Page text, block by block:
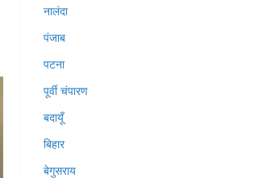
नालंदा
पंजाब
पटना
पूर्वी चंपारण
बदायूँ
बिहार
बेगुसराय